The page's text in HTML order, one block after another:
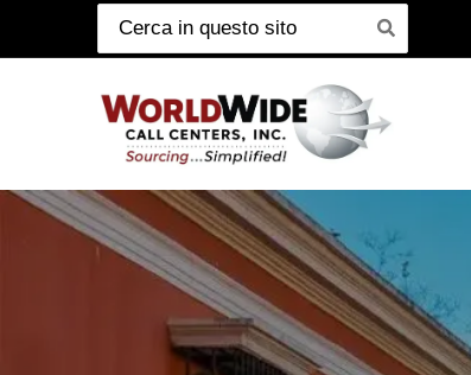
al
Cerca: